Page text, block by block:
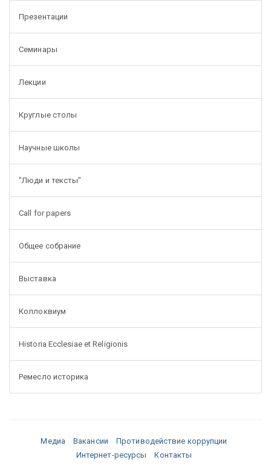
Презентации
Семинары
Лекции
Круглые столы
Научные школы
"Люди и тексты"
Call for papers
Общее собрание
Выставка
Коллоквиум
Historia Ecclesiae et Religionis
Ремесло историка
Медиа Вакансии
Противодействие коррупции
Интернет-ресурсы
Контакты